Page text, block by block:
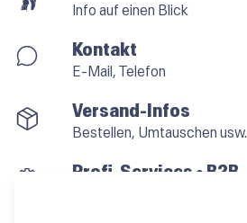
Info auf einen Blick
Kontakt
E-Mail, Telefon
Versand-Infos
Bestellen, Umtauschen usw.
Profi-Services • B2B